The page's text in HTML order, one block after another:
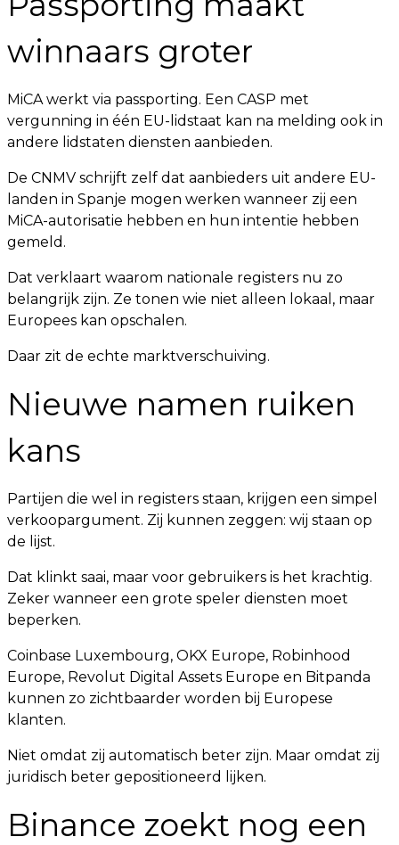
winnaars groter
MiCA werkt via passporting. Een CASP met
vergunning in één EU-lidstaat kan na melding ook in
andere lidstaten diensten aanbieden.
De CNMV schrijft zelf dat aanbieders uit andere EU-
landen in Spanje mogen werken wanneer zij een
MiCA-autorisatie hebben en hun intentie hebben
gemeld.
Dat verklaart waarom nationale registers nu zo
belangrijk zijn. Ze tonen wie niet alleen lokaal, maar
Europees kan opschalen.
Daar zit de echte marktverschuiving.
Nieuwe namen ruiken
kans
Partijen die wel in registers staan, krijgen een simpel
verkoopargument. Zij kunnen zeggen: wij staan op
de lijst.
Dat klinkt saai, maar voor gebruikers is het krachtig.
Zeker wanneer een grote speler diensten moet
beperken.
Coinbase Luxembourg, OKX Europe, Robinhood
Europe, Revolut Digital Assets Europe en Bitpanda
kunnen zo zichtbaarder worden bij Europese
klanten.
Niet omdat zij automatisch beter zijn. Maar omdat zij
juridisch beter gepositioneerd lijken.
Binance zoekt nog een